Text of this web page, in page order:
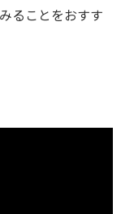
ることをおすす